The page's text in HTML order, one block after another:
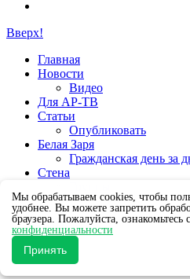
Вверх!
Главная
Новости
Видео
Для АР-ТВ
Статьи
Опубликовать
Белая Заря
Гражданская день за
Стена
Мы обрабатываем cookies, чтобы
удобнее. Вы можете запретить
браузера. Пожалуйста, ознакомьтесь с
конфиденциальности
Принять